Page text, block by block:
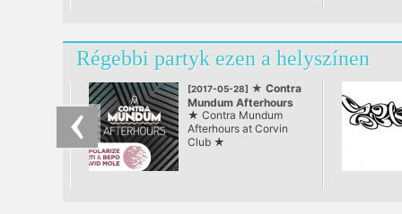
Régebbi partyk ezen a helyszínen
[2017-05-28] ★ Contra
Mundum Afterhours
at Corvin Club ★
★ Contra Mundum
Afterhours at Corvin
Club ★